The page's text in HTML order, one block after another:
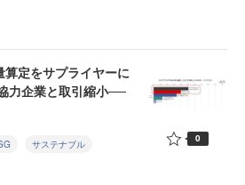
定をサプライヤーに
力企業と取引縮小──
サステナブル 0